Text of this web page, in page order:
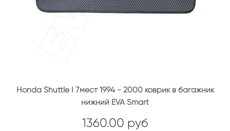
Honda Shuttle I 7мест 1994 - 2000 коврик в багажник
нижний EVA Smart
1360.00 руб